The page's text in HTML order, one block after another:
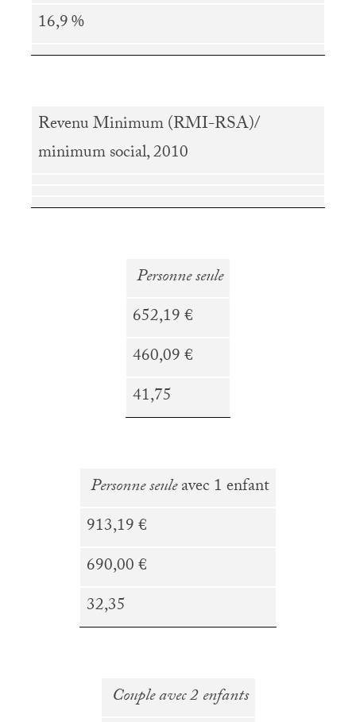
16,9%
Revenu Minimum (RMI-RSA)/
minimum social, 2010
Personne seule
652,19 €
460,09 €
41,75
Personne seuleavec 1 enfant
913,19 €
690,00 €
32,35
Couple avec 2 enfants